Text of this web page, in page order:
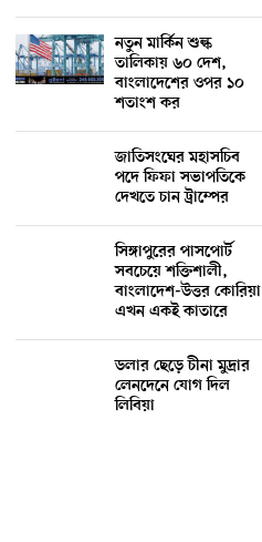
নতুন মার্কিন শুল্ক
তালিকায় ৬০ দেশ,
বাংলাদেশের ওপর ১০
শতাংশ কর
জাতিসংঘের মহাসচিব
পদে ফিফা সভাপতিকে
দেখতে চান ট্রাম্পের
সিঙ্গাপুরের পাসপোর্ট
সবচেয়ে শক্তিশালী,
বাংলাদেশ-উত্তর কোরিয়া
এখন একই কাতারে
ডলার ছেড়ে চীনা মুদ্রার
লেনদেনে যোগ দিল
লিবিয়া